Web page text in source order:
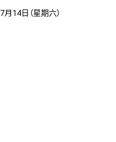
7月14 日 （星期六）